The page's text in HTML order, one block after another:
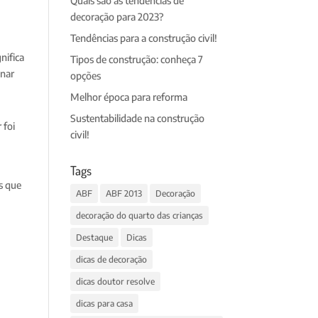
foi
que
decoração para 2023?
Tendências para a construção civil!
Tipos de construção: conheça 7
opções
Melhor época para reforma
Sustentabilidade na construção
civil!
Tags
ABF ABF 2013 Decoração
decoração do quarto das crianças
Destaque Dicas
dicas de decoração
dicas doutor resolve
dicas para casa